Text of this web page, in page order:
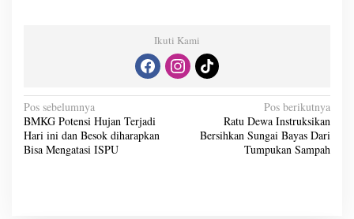
Ikuti Kami
N
a
v
Pos sebelumnya
BMKG Potensi Hujan Terjadi
Hari ini dan Besok diharapkan
Bisa Mengatasi ISPU
Pos berikutnya
Ratu Dewa Instruksikan
Bersihkan Sungai Bayas Dari
Tumpukan Sampah